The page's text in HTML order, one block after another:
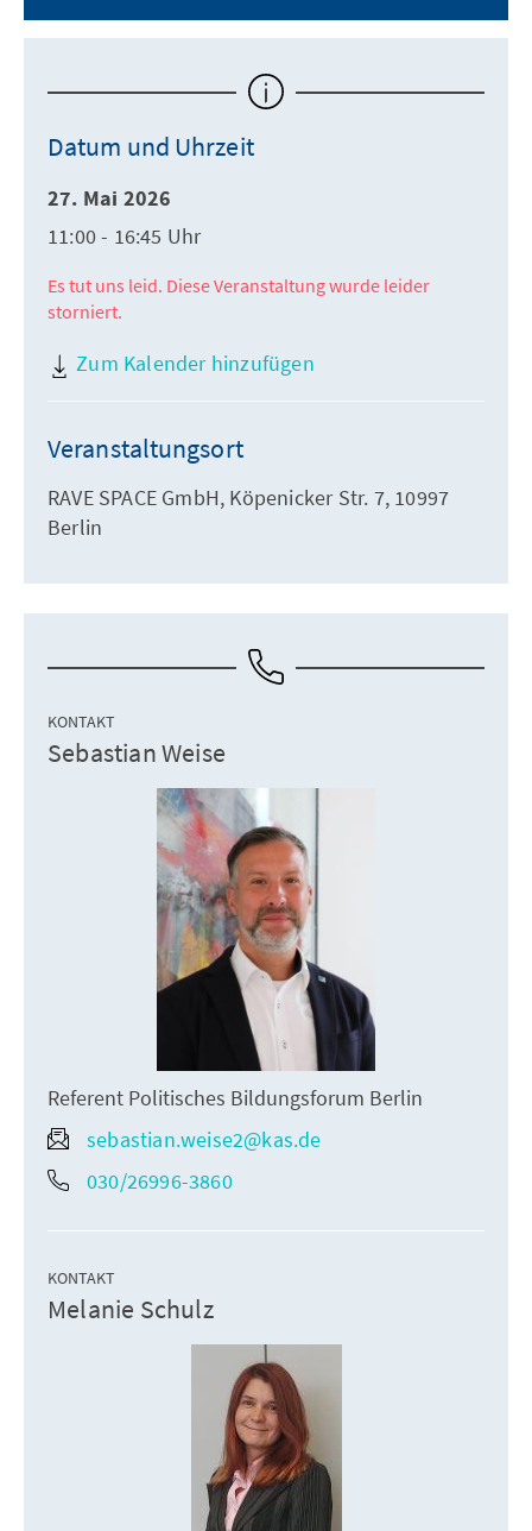
Datum und Uhrzeit
27. Mai 2026
11:00 - 16:45 Uhr
Es tut uns leid. Diese Veranstaltung wurde leider
storniert.
Zum Kalender hinzufügen
Veranstaltungsort
RAVE SPACE GmbH, Köpenicker Str. 7, 10997
Berlin
KONTAKT
Sebastian Weise
Referent Politisches Bildungsforum Berlin
sebastian.weise2@kas.de
030/26996-3860
KONTAKT
Melanie Schulz